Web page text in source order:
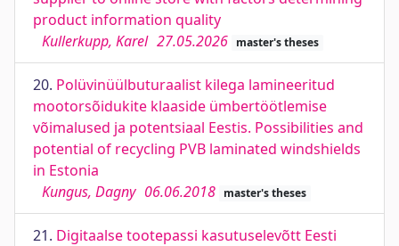
product information quality
Kullerkupp, Karel 27.05.2026 master's theses
20. Polüvinüülbuturaalist kilega lamineeritud
mootorsõidukite klaaside ümbertöötlemise
võimalused ja potentsiaal Eestis. Possibilities and
potential of recycling PVB laminated windshields
in Estonia
Kungus, Dagny 06.06.2018 master's theses
21. Digitaalse tootepassi kasutuselevõtt Eesti